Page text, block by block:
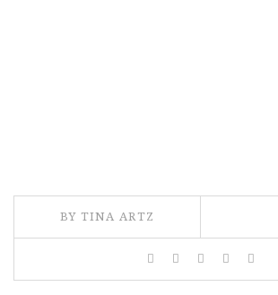
BY TINA ARTZ